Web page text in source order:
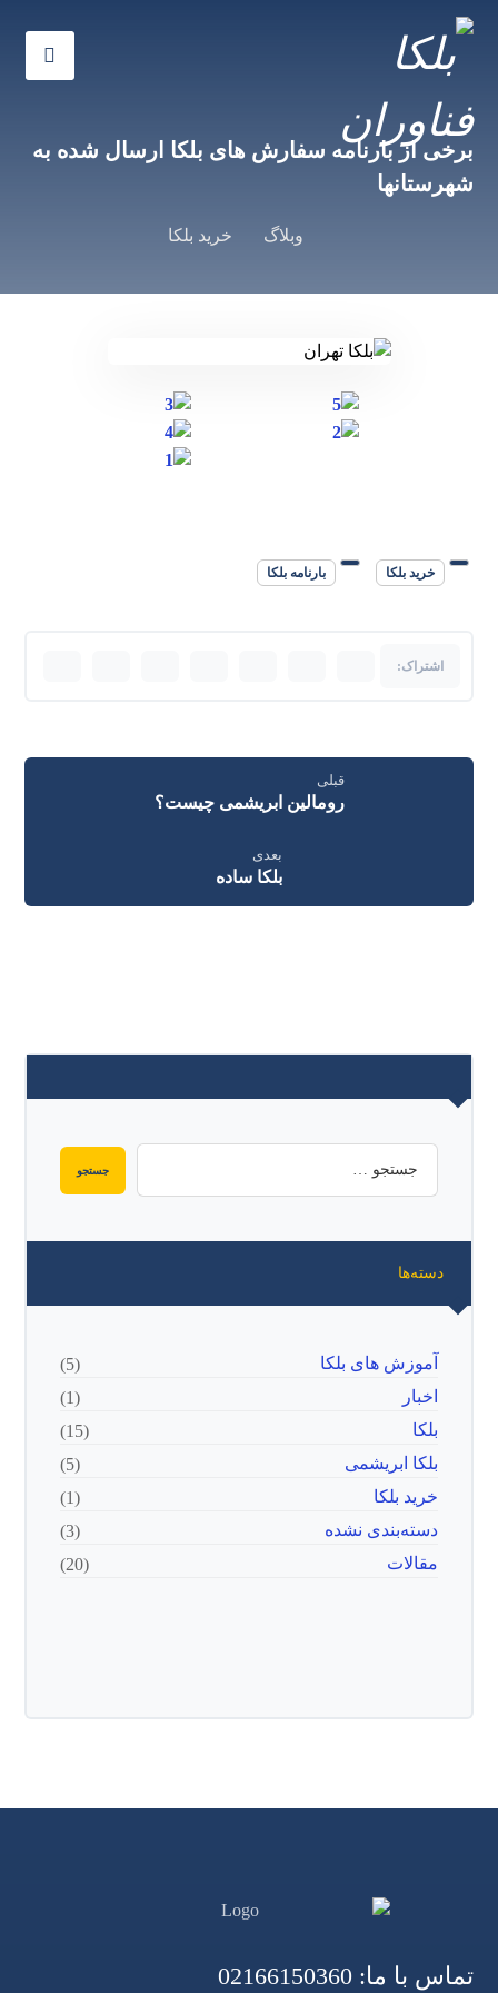
برخی از بارنامه سفارش های بلکا ارسال شده به
شهرستانها
وبلاگ خرید بلکا
خرید بلکا بارنامه بلکا
قبلی
رومالین ابریشمی چیست؟
بعدی
بلکا ساده
دسته‌ها
آموزش های بلکا
(5)
اخبار
(1)
بلکا
(15)
بلکا ابریشمی
(5)
خرید بلکا
(1)
دسته‌بندی نشده
(3)
مقالات
(20)
تماس با ما:02166150360